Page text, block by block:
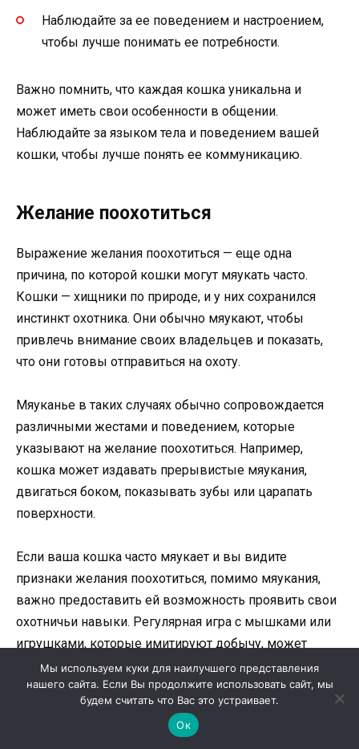
Наблюдайте за ее поведением и настроением,
чтобы лучше понимать ее потребности.
Важно помнить, что каждая кошка уникальна и
может иметь свои особенности в общении.
Наблюдайте за языком тела и поведением вашей
кошки, чтобы лучше понять ее коммуникацию.
Желание поохотиться
Выражение желания поохотиться — еще одна
причина, по которой кошки могут мяукать часто.
Кошки — хищники по природе, и у них сохранился
инстинкт охотника. Они обычно мяукают, чтобы
привлечь внимание своих владельцев и показать,
что они готовы отправиться на охоту.
Мяуканье в таких случаях обычно сопровождается
различными жестами и поведением, которые
указывают на желание поохотиться. Например,
кошка может издавать прерывистые мяукания,
двигаться боком, показывать зубы или царапать
поверхности.
Если ваша кошка часто мяукает и вы видите
признаки желания поохотиться, помимо мяукания,
важно предоставить ей возможность проявить свои
охотничьи навыки. Регулярная игра с мышками или
игрушками, которые имитируют добычу, может
помочь удовлетворить ее инстинкт охотника и
снизить необходимость в постоянном мяуканье.
Мы используем куки для наилучшего представления
нашего сайта. Если Вы продолжите использовать сайт, мы
будем считать что Вас это устраивает.
Ок